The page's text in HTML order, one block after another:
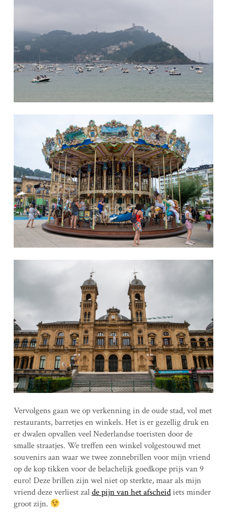
Vervolgens gaan we op verkenning in de oude stad, vol met
restaurants, barretjes en winkels. Het is er gezellig druk en
er dwalen opvallen veel Nederlandse toeristen door de
smalle straatjes. We treffen een winkel volgestouwd met
souvenirs aan waar we twee zonnebrillen voor mijn vriend
op de kop tikken voor de belachelijk goedkope prijs van 9
euro! Deze brillen zijn wel niet op sterkte, maar als mijn
vriend deze verliest zalde pijn van het afscheidiets minder
groot zijn.